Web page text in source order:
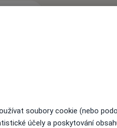
všechnysoubory cookie (nebo
účely a poskytování